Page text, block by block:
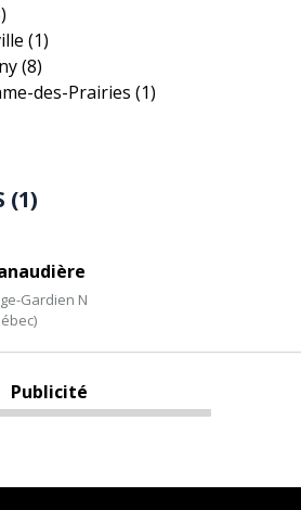
(1)
(8)
des-Prairies (1)
(1)
Gardien N
)
Publicité